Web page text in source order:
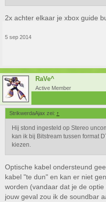
2x achter elkaar je xbox guide
5 sep 2014
RaVe^
Active Member
StrikwerdaAjax zei: ↑
Hij stond ingesteld op Stereo
kan ik bij Bitstream tussen format
kiezen.
Optische kabel ondersteund
kabel "te dun" en kan er niet
worden (vandaar dat je de
jouw geval zou ik de soundbar